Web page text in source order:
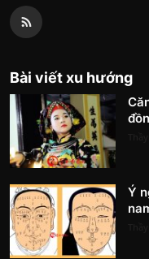
Bài viết xu hướng
Ý